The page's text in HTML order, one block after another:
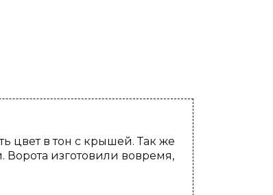
цвет в тон с крышей. Так же
изготовили вовремя,